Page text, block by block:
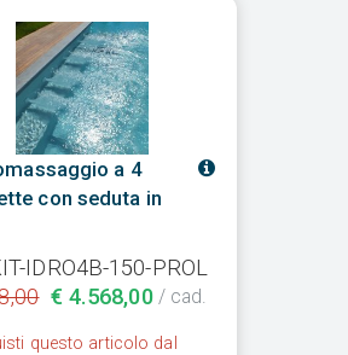
a 4
con seduta in
IDRO4B-150-PROL
€ 4.568,00/ cad.
questo articolo dal